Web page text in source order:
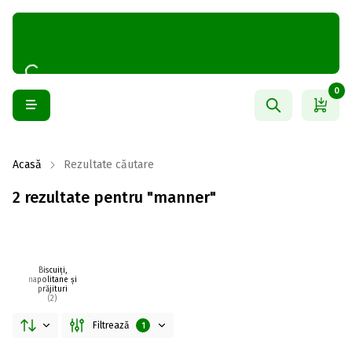
0
Acasă Rezultate căutare
2 rezultate pentru "manner"
Biscuiți,
napolitane și
prăjituri
(2)
Filtrează 1